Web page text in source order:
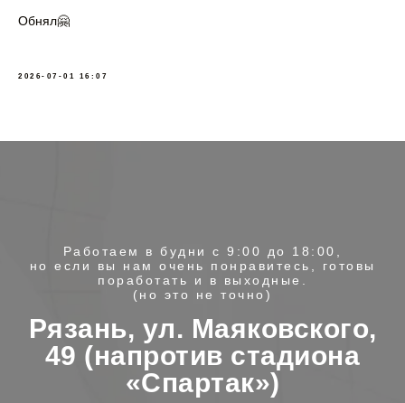
Обнял🤗
2026-07-01 16:07
Работаем в будни с 9:00 до 18:00,
но если вы нам очень понравитесь, готовы
поработать и в выходные.
(но это не точно)
Рязань, ул. Маяковского,
49 (напротив стадиона
«Спартак»)